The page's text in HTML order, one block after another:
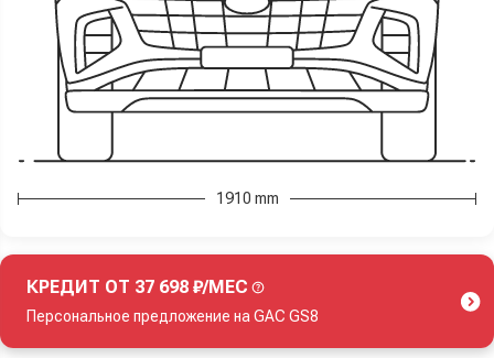
1910 mm
КРЕДИТ ОТ 37 698 ₽/МЕС
Персональное предложение на GAC GS8